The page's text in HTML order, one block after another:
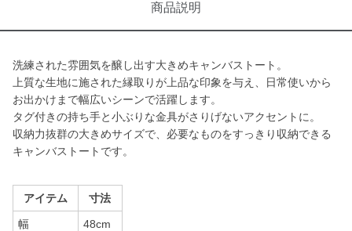
商品説明
洗練された雰囲気を醸し出す大きめキャンバストート。
上質な生地に施された縁取りが上品な印象を与え、日常使いから
お出かけまで幅広いシーンで活躍します。
タグ付きの持ち手と小ぶりな金具がさりげないアクセントに。
収納力抜群の大きめサイズで、必要なものをすっきり収納できる
キャンバストートです。
アイテム 寸法
幅 48cm